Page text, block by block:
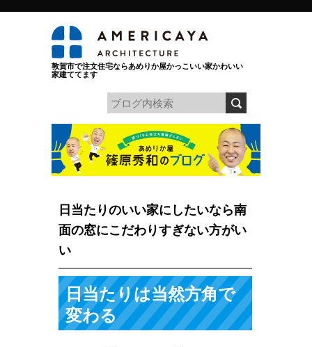
敦賀市で注文住宅ならあめりか屋かっこいい家かわいい
家建ててます
日当たりのいい家にしたいなら南
面の窓にこだわりすぎない方がい
い
日当たりは当然方角で
変わる